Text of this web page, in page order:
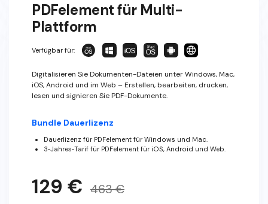
PDFelement für Multi-
Plattform
Verfügbar für:
Digitalisieren Sie Dokumenten-Dateien unter Windows, Mac,
iOS, Android und im Web – Erstellen, bearbeiten, drucken,
lesen und signieren Sie PDF-Dokumente.
Bundle Dauerlizenz
Dauerlizenz für PDFelement für Windows und Mac.
3‑Jahres‑Tarif für PDFelement für iOS, Android und Web.
129 € 463 €